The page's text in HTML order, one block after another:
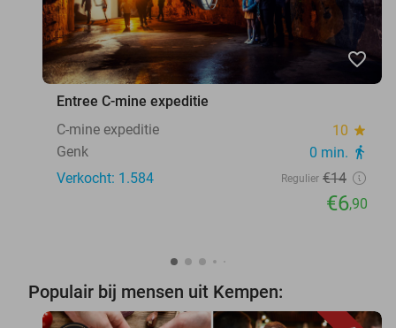
favorite_border
Entree C-mine expeditie
C-mine expeditie
10 star
Genk 0 min. directions_walk
Verkocht: 1.584 Regulier €14
€6,90
Populair bij mensen uit Kempen: